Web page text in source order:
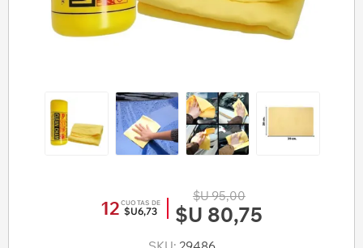
12 CUOTAS DE
$U6,73
$U 95,00
$U 80,75